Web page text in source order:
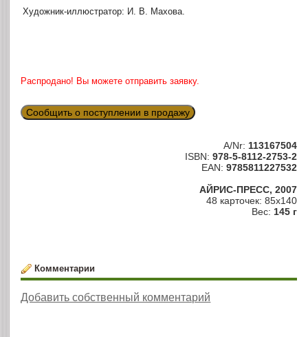
Художник-иллюстратор: И. В. Махова.
Распродано! Вы можете отправить заявку.
Сообщить о поступлении в продажу
A/Nr: 113167504
ISBN: 978-5-8112-2753-2
EAN: 9785811227532
АЙРИС-ПРЕСС, 2007
48 карточек: 85х140
Вес: 145 г
Комментарии
Добавить собственный комментарий